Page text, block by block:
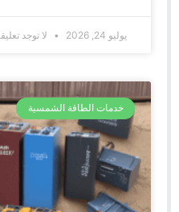
يوليو 24, 2026 لا توجد تعليقات
خدمات الطاقة الشمسية